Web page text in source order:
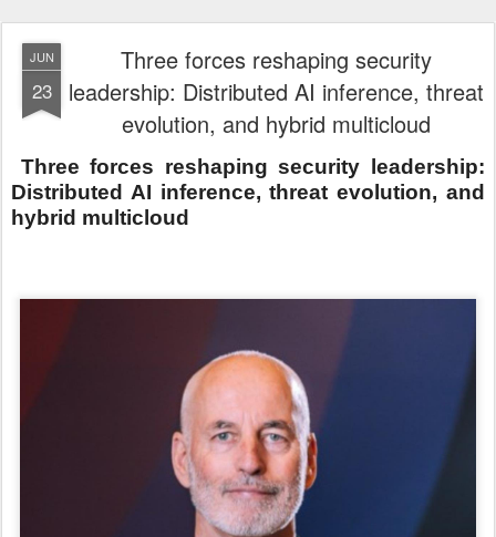
JUN
23
Three forces reshaping security
leadership: Distributed AI inference, threat
evolution, and hybrid multicloud
Three forces reshaping security leadership:
Distributed AI inference, threat evolution, and
hybrid multicloud